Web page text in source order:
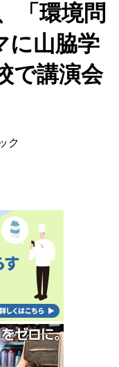
「環境問
に山脇学
で講演会
ク